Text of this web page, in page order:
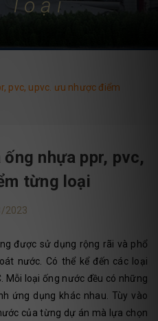
LIÊN HỆ
loại
pvc, upvc. ưu nhược điểm
nhựa ppr, pvc,
từng loại
2023
được sử dụng rộng rãi và phổ
nước. Có thể kể đến các loại
Mỗi loại ống nước đều có những
ứng dụng khác nhau. Tùy vào
của từng dự án mà lựa chọn